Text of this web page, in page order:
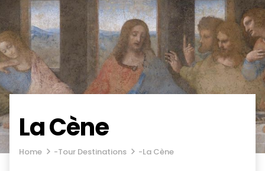
La Cène
Home -Tour Destinations -La Cène